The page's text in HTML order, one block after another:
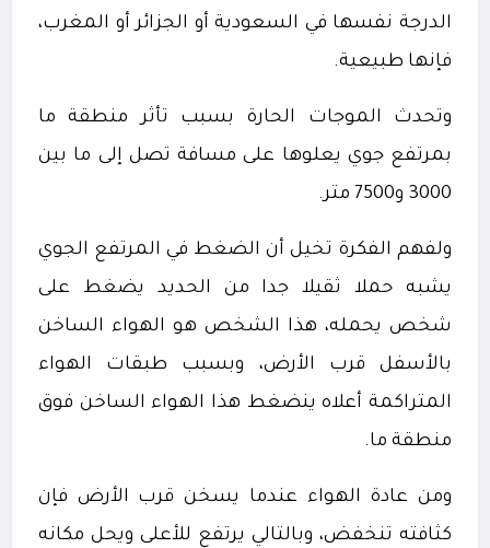
الدرجة نفسها في السعودية أو الجزائر أو المغرب،
فإنها طبيعية.
وتحدث الموجات الحارة بسبب تأثر منطقة ما
بمرتفع جوي يعلوها على مسافة تصل إلى ما بين
3000 و7500 متر.
ولفهم الفكرة تخيل أن الضغط في المرتفع الجوي
يشبه حملا ثقيلا جدا من الحديد يضغط على
شخص يحمله، هذا الشخص هو الهواء الساخن
بالأسفل قرب الأرض، وبسبب طبقات الهواء
المتراكمة أعلاه ينضغط هذا الهواء الساخن فوق
منطقة ما.
ومن عادة الهواء عندما يسخن قرب الأرض فإن
كثافته تنخفض، وبالتالي يرتفع للأعلى ويحل مكانه